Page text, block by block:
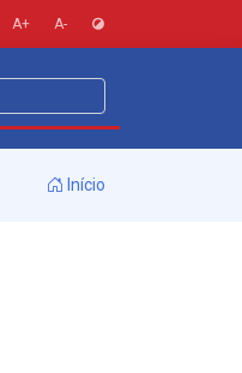
A+ A-
Início